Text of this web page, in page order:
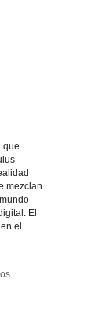
que
mezclan
El
el